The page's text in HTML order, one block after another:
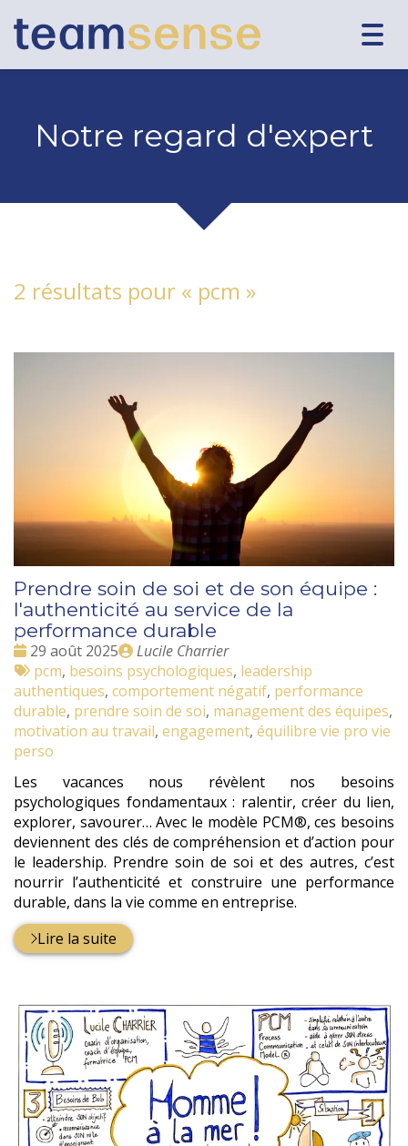
Notre regard d'expert
2 résultats pour « pcm »
Prendre soin de soi et de son équipe :
l'authenticité au service de la
performance durable
Date
:
29 août 2025
Publié
par
Lucile Charrier
Tags
:
pcm, besoins psychologiques, leadership
authentiques, comportement négatif, performance
durable, prendre soin de soi, management des équipes,
motivation au travail, engagement, équilibre vie pro vie
perso
Les vacances nous révèlent nos besoins
psychologiques fondamentaux : ralentir, créer du lien,
explorer, savourer… Avec le modèle PCM®, ces besoins
deviennent des clés de compréhension et d’action pour
le leadership. Prendre soin de soi et des autres, c’est
nourrir l’authenticité et construire une performance
durable, dans la vie comme en entreprise.
Lire la suite